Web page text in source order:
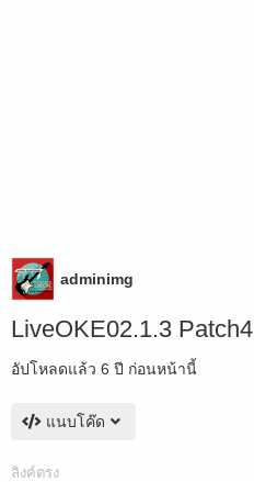
adminimg
LiveOKE02.1.3 Patch4
อัปโหลดแล้ว 6 ปี ก่อนหน้านี้
แนบโค๊ด
ลิงค์ตรง